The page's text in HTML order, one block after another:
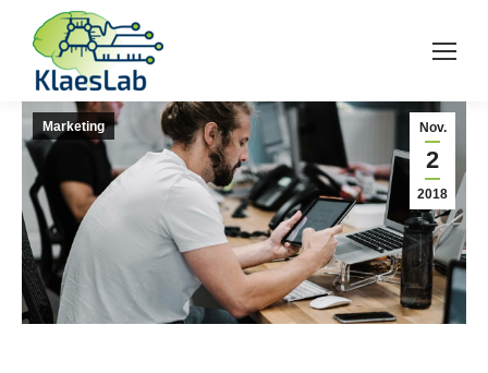
Nov.
2
2018
Marketing